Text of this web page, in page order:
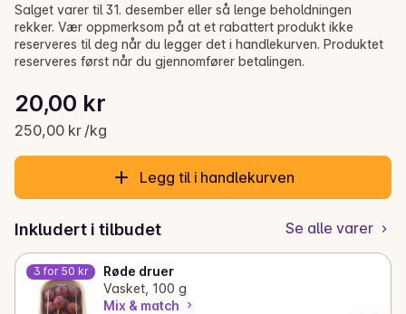
Gjeldende pris er: 20,00 kr
20,00 kr
250,00 kr /kg
Stykkpris: 250,00 kr /kg
Salget varer til 31. desember eller så lenge beholdningen
rekker. Vær oppmerksom på at et rabattert produkt ikke
reserveres til deg når du legger det i handlekurven. Produktet
reserveres først når du gjennomfører betalingen.
Legg til i handlekurven
Inkludert i tilbudet Se alle varer
3 for 50 kr
Røde druer
Vasket, 100 g
Mix & match